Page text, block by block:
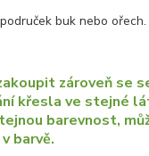
buk nebo ořech.
zároveň se
křesla ve stejné
barevnost,
barvě.